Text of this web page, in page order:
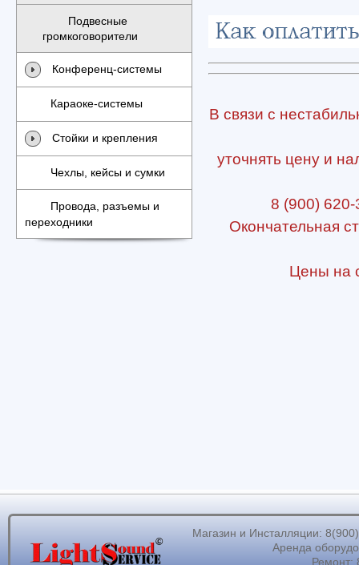
Подвесные
громкоговорители
Конференц-системы
Караоке-системы
Стойки и крепления
Чехлы, кейсы и сумки
Провода, разъемы и
переходники
В связи с
уточнять цену и
8 (900)
Окончательная
Цены на
Магазин и Инсталляции:
Аренда
Ремонт: